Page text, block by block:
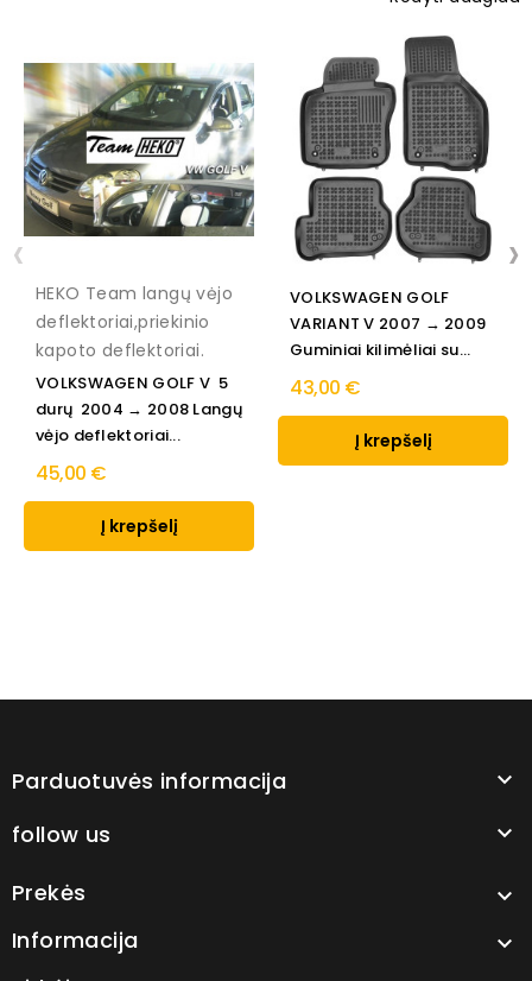
HEKO Team langų vėjo
deflektoriai,priekinio
kapoto deflektoriai.
VOLKSWAGEN GOLF V 5
durų 2004 → 2008 Langų
vėjo deflektoriai...
45,00 €
Į krepšelį
VOLKSWAGEN GOLF
VARIANT V 2007 → 2009
Guminiai kilimėliai su...
43,00 €
Į krepšelį
‹ ›
Parduotuvės informacija 
follow us 
Prekės 
Informacija 